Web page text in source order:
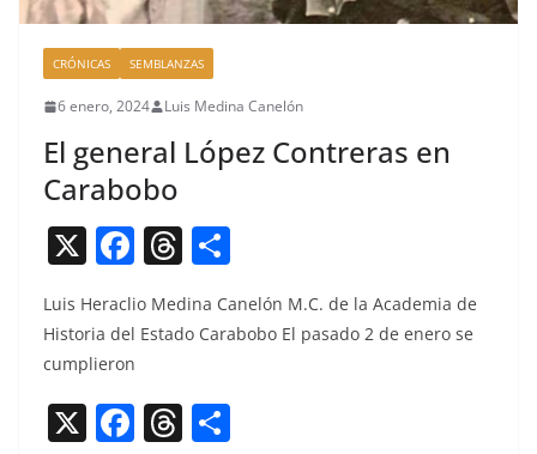
CRÓNICAS SEMBLANZAS
6 enero, 2024 Luis Medina Canelón
El general López Contreras en
Carabobo
X F
c
b
o
T
h
re
d
s
m
Luis Her­a­clio Med­i­na Canelón M.C. de la Acad­e­mia de
His­to­ria del Esta­do Carabobo El pasa­do 2 de enero se
cumplieron
X F T